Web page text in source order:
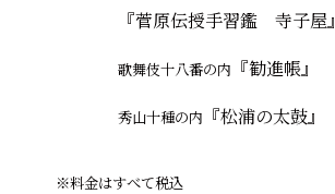
『菅原伝授手習鑑 寺子屋』
歌舞伎十八番の内 『勧進帳』
秀山十種の内 『松浦の太鼓』
※料金はすべて税込